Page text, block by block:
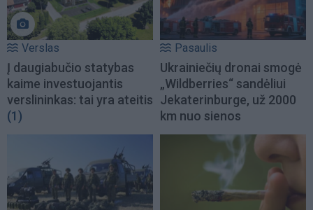
Verslas
Į daugiabučio statybas
kaime investuojantis
verslininkas: tai yra ateitis
(1)
Pasaulis
Ukrainiečių dronai smogė
„Wildberries“ sandėliui
Jekaterinburge, už 2000
km nuo sienos